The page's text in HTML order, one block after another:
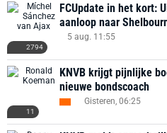
2794
FCUpdate in het kort:
aanloop naar
5 aug. 11:55
11
KNVB krijgt pijnlijke
nieuwe bondscoach
Gisteren, 06:25